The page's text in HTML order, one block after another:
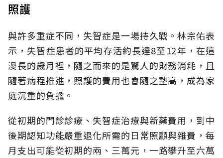
照護
與許多重症不同，失智症是一場持久戰。林宗佑表
示，失智症患者的平均存活約長達8至12年，在這
漫長的歲月裡，隨之而來的是驚人的財務消耗，且
隨著病程推進，照護的費用也會隨之墊高，成為家
庭沉重的負擔。
從初期的門診診療、失智症治療與新藥費用，到中
後期認知功能嚴重退化所需的日常照顧與雜費，每
月支出可能從初期的兩、三萬元，一路攀升至六萬